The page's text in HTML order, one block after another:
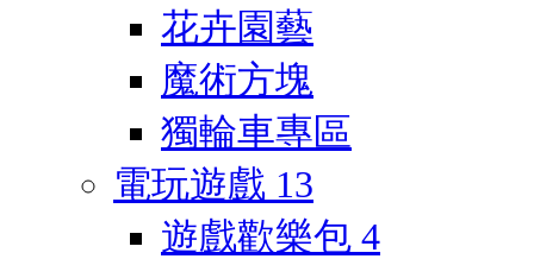
花卉園藝
魔術方塊
獨輪車專區
電玩遊戲 13
遊戲歡樂包 4